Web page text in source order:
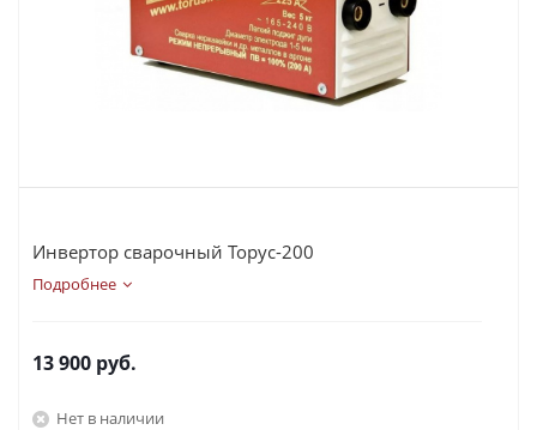
Инвертор сварочный Торус-200
Подробнее
13 900 руб.
Нет в наличии